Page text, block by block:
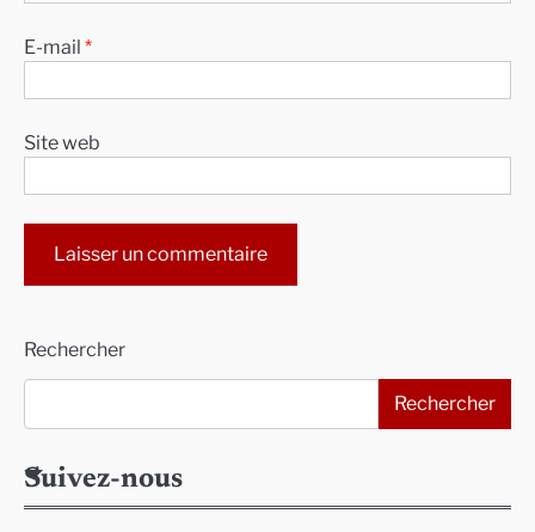
E-mail *
Site web
Rechercher
Rechercher
Suivez-nous